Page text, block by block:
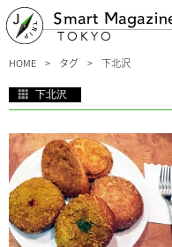
Smart
TOKYO
HOME タグ 下北沢
下北沢
イブハウスがあり、とても活気が
ビンテージ物を売っているおしゃ
しながら探索してみてはいかがでし